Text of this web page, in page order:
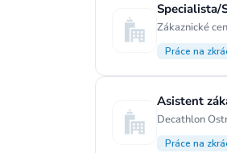
Zákaznické
Práce na
Asistent
Decathlon
Práce na